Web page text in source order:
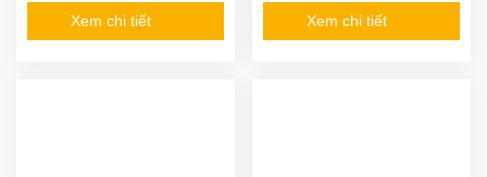
Xem chi tiết
Xem chi tiết